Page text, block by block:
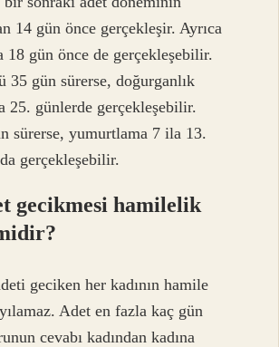
14 gün önce gerçekleşir. Ayrıca
18 gün önce de gerçekleşebilir.
35 gün sürerse, doğurganlık
25. günlerde gerçekleşebilir.
sürerse, yumurtlama 7 ila 13.
gerçekleşebilir.
gecikmesi hamilelik
geciken her kadının hamile
Adet en fazla kaç gün
cevabı kadından kadına